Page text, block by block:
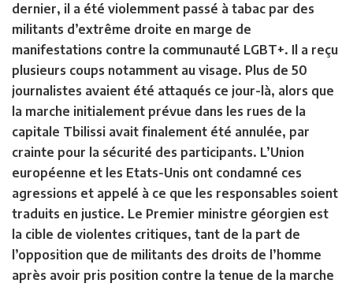
dernier, il a été violemment passé à tabac par des
militants d’extrême droite en marge de
manifestations contre la communauté LGBT+. Il a reçu
plusieurs coups notamment au visage. Plus de 50
journalistes avaient été attaqués ce jour-là, alors que
la marche initialement prévue dans les rues de la
capitale Tbilissi avait finalement été annulée, par
crainte pour la sécurité des participants. L’Union
européenne et les Etats-Unis ont condamné ces
agressions et appelé à ce que les responsables soient
traduits en justice. Le Premier ministre géorgien est
la cible de violentes critiques, tant de la part de
l’opposition que de militants des droits de l’homme
après avoir pris position contre la tenue de la marche